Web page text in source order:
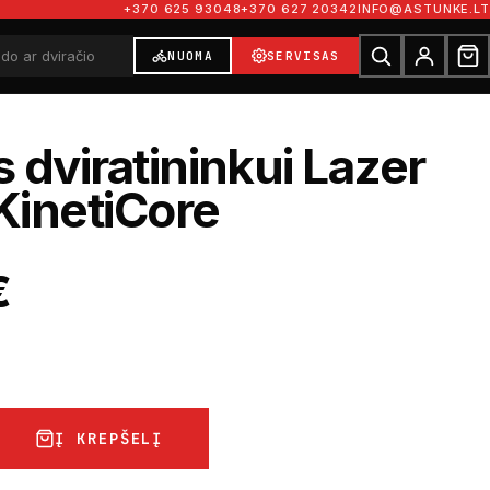
+370 625 93048+370 627 20342INFO@ASTUNKE.LT
NUOMA SERVISAS
dviratininkui Lazer
Į KREPŠELĮ